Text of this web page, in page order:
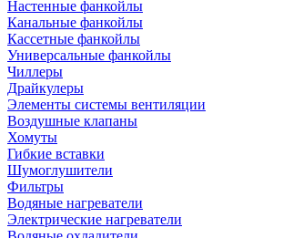
Настенные фанкойлы
Канальные фанкойлы
Кассетные фанкойлы
Универсальные фанкойлы
Чиллеры
Драйкулеры
Элементы системы вентиляции
Воздушные клапаны
Хомуты
Гибкие вставки
Шумоглушители
Фильтры
Водяные нагреватели
Электрические нагреватели